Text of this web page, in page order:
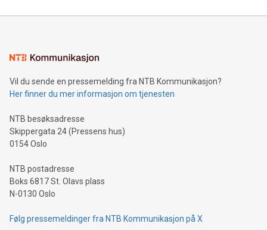
Vil du sende en pressemelding fra NTB Kommunikasjon?
Her finner du mer informasjon om tjenesten
NTB besøksadresse
Skippergata 24 (Pressens hus)
0154 Oslo
NTB postadresse
Boks 6817 St. Olavs plass
N-0130 Oslo
Følg pressemeldinger fra NTB Kommunikasjon på X